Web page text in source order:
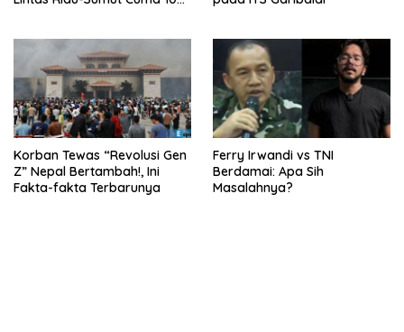
Korban Tewas “Revolusi Gen
Z” Nepal Bertambah!, Ini
Fakta-fakta Terbarunya
Ferry Irwandi vs TNI
Berdamai: Apa Sih
Masalahnya?